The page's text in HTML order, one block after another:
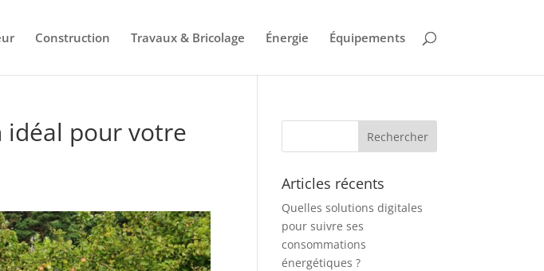
Construction Travaux & Bricolage Énergie Équipements
pour votre
Articles récents
Quelles solutions digitales
pour suivre ses
consommations
énergétiques ?